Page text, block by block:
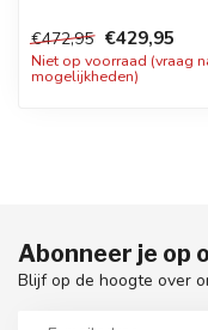
€472,95 €429,95
Niet op voorraad (vraag
mogelijkheden)
Abonneer je op
Blijf op de hoogte over